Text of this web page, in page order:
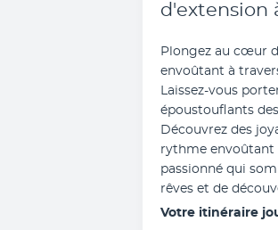
d'extension
Plongez au cœur
envoûtant à
Laissez-vous
époustouflants
Découvrez des
rythme envoûtant
passionné qui
rêves et de
Votre itinéraire